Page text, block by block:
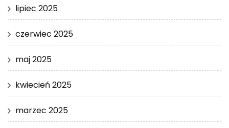
lipiec 2025
czerwiec 2025
maj 2025
kwiecień 2025
marzec 2025